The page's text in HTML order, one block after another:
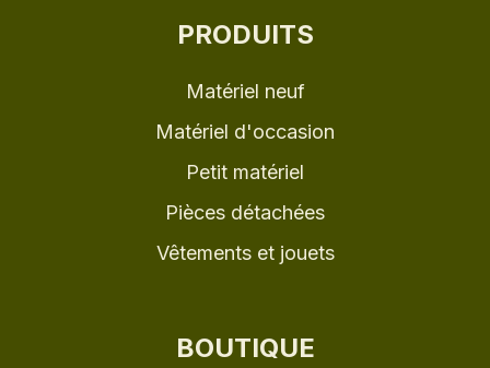
PRODUITS
Matériel neuf
Matériel d'occasion
Petit matériel
Pièces détachées
Vêtements et jouets
BOUTIQUE